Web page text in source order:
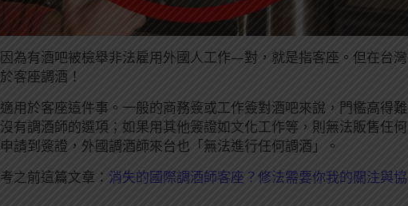
為有酒吧被檢舉非法雇用外國人工作—對，就是指客座。但在台灣
客座調酒！
用於客座這件事。一般的商務簽或工作簽對酒吧來說，門檻高得難
有調酒師的選項；如果用其他簽證如文化工作等，則無法販售任何
請到簽證，外國調酒師來台也「無法進行任何調酒」。
之前這篇文章： 消失的國際調酒師客座？修法需要你我的關注與協